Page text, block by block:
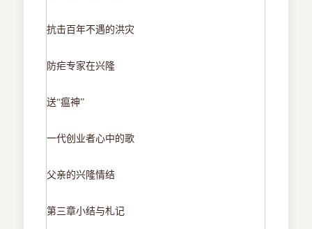
抗击百年不遇的洪灾
防疟专家在兴隆
送“瘟神”
一代创业者心中的歌
父亲的兴隆情结
第三章小结与札记